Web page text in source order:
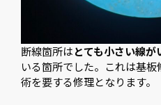
断線箇所はとても小さい線
いる箇所でした。これは基
術を要する修理となります。